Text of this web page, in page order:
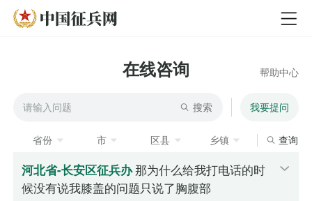
在线咨询 帮助中心
搜索 我要提问
省份 市 区县 乡镇 查询
河北省-长安区征兵办那为什么给我打电话的时
候没有说我膝盖的问题只说了胸腹部